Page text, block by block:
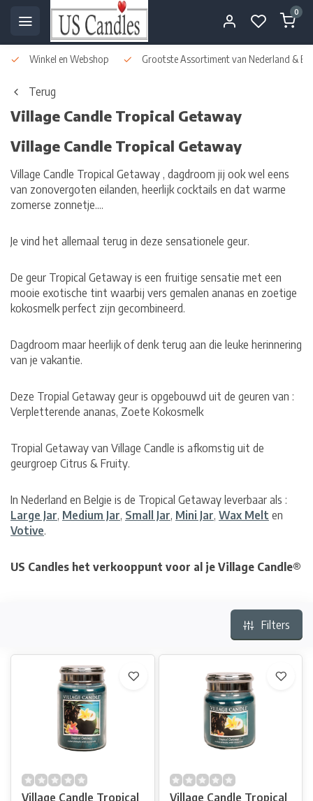
0
Winkel en Webshop Grootste Assortiment van Nederland &
Terug
Village Candle Tropical Getaway
Village Candle Tropical Getaway
Village Candle Tropical Getaway , dagdroom jij ook wel eens
van zonovergoten eilanden, heerlijk cocktails en dat warme
zomerse zonnetje....
Je vind het allemaal terug in deze sensationele geur.
De geur Tropical Getaway is een fruitige sensatie met een
mooie exotische tint waarbij vers gemalen ananas en zoetige
kokosmelk perfect zijn gecombineerd.
Dagdroom maar heerlijk of denk terug aan die leuke herinnering
van je vakantie.
Deze Tropial Getaway geur is opgebouwd uit de geuren van :
Verpletterende ananas, Zoete Kokosmelk
Tropial Getaway van Village Candle is afkomstig uit de
geurgroep Citrus & Fruity.
In Nederland en Belgie is de Tropical Getaway leverbaar als :
Large Jar, Medium Jar, Small Jar, Mini Jar, Wax Melt en
Votive.
US Candles het verkooppunt voor al je Village Candle®
Filters
Village Candle Tropical
Village Candle Tropical